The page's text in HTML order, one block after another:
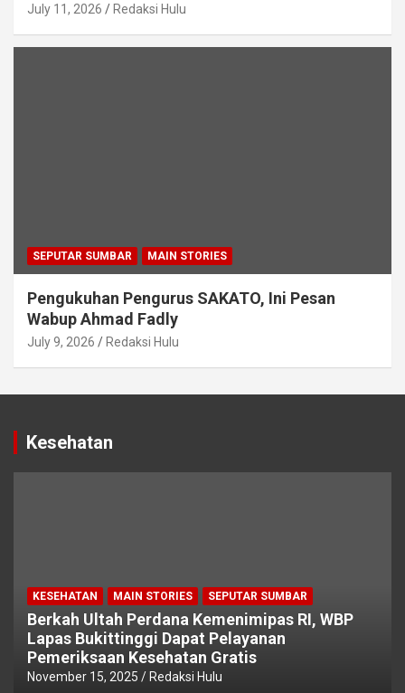
July 11, 2026 Redaksi Hulu
SEPUTAR SUMBAR MAIN STORIES
Pengukuhan Pengurus SAKATO, Ini Pesan
Wabup Ahmad Fadly
July 9, 2026 Redaksi Hulu
Kesehatan
KESEHATAN MAIN STORIES SEPUTAR SUMBAR
Berkah Ultah Perdana Kemenimipas RI, WBP
Lapas Bukittinggi Dapat Pelayanan
Pemeriksaan Kesehatan Gratis
November 15, 2025 Redaksi Hulu